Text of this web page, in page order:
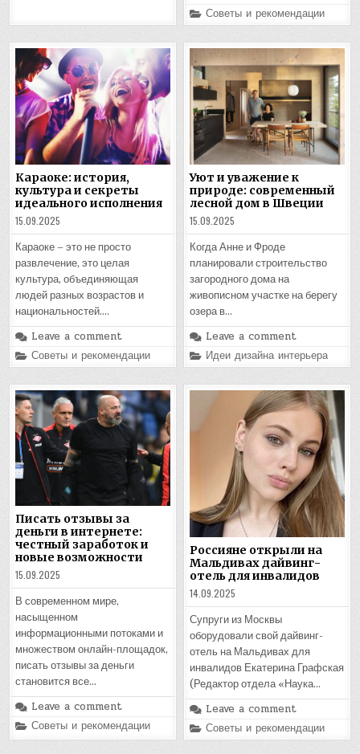
Posted
in
Советы и рекомендации
Караоке: история,
культура и секреты
идеального исполнения
15.09.2025
Караоке – это не просто
развлечение, это целая
культура, объединяющая
людей разных возрастов и
национальностей….
Leave a comment
Posted
in
Советы и рекомендации
Уют и уважение к
природе: современный
лесной дом в Швеции
15.09.2025
Когда Анне и Фроде
планировали строительство
загородного дома на
живописном участке на берегу
озера в…
Leave a comment
Posted
in
Идеи дизайна интерьера
Писать отзывы за
деньги в интернете:
честный заработок и
новые возможности
15.09.2025
В современном мире,
насыщенном
информационными потоками и
множеством онлайн-площадок,
писать отзывы за деньги
становится все…
Leave a comment
Posted
in
Советы и рекомендации
Россияне открыли на
Мальдивах дайвинг-
отель для инвалидов
14.09.2025
Супруги из Москвы
оборудовали свой дайвинг-
отель на Мальдивах для
инвалидов Екатерина Графская
(Редактор отдела «Наука…
Leave a comment
Posted
in
Советы и рекомендации